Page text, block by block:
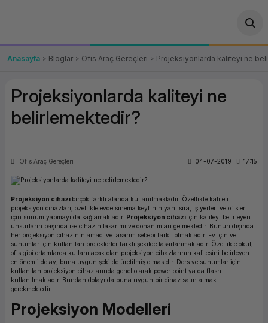
OT/VT Ürünleri
Self Servis Ekranı
Para Çekmecesi
Panel PC
Bileşenleri
Makinesi
Çözümleri
Bağlantı
Ürünler
Paketi
Anasayfa Bloglar Ofis Araç Gereçleri Projeksiyonlarda kaliteyi ne
Projeksiyonlarda kaliteyi ne
belirlemektedir?
Ofis Araç Gereçleri 04-07-2019 17:15
Projeksiyon cihazı birçok farklı alanda kullanılmaktadır. Özellikle kaliteli
projeksiyon cihazları, özellikle evde sinema keyfinin yanı sıra, iş yerleri ve ofisler
için sunum yapmayı da sağlamaktadır. Projeksiyon cihazı için kaliteyi belirleyen
unsurların başında ise cihazın tasarımı ve donanımları gelmektedir. Bunun dışında
her projeksiyon cihazının amacı ve tasarım sebebi farklı olmaktadır. Ev için ve
sunumlar için kullanılan projektörler farklı şekilde tasarlanmaktadır. Özellikle okul,
ofis gibi ortamlarda kullanılacak olan projeksiyon cihazlarının kalitesini belirleyen
en önemli detay, buna uygun şekilde üretilmiş olmasıdır. Ders ve sunumlar için
kullanılan projeksiyon cihazlarında genel olarak power point ya da flash
kullanılmaktadır. Bundan dolayı da buna uygun bir cihaz satın almak
gerekmektedir.
Projeksiyon Modelleri